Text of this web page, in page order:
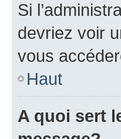
Si
devriez voir
vous
Haut
A quoi sert